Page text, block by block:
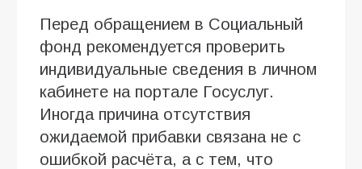
Перед обращением в Социальный
фонд рекомендуется проверить
индивидуальные сведения в личном
кабинете на портале Госуслуг.
Иногда причина отсутствия
ожидаемой прибавки связана не с
ошибкой расчёта, а с тем, что